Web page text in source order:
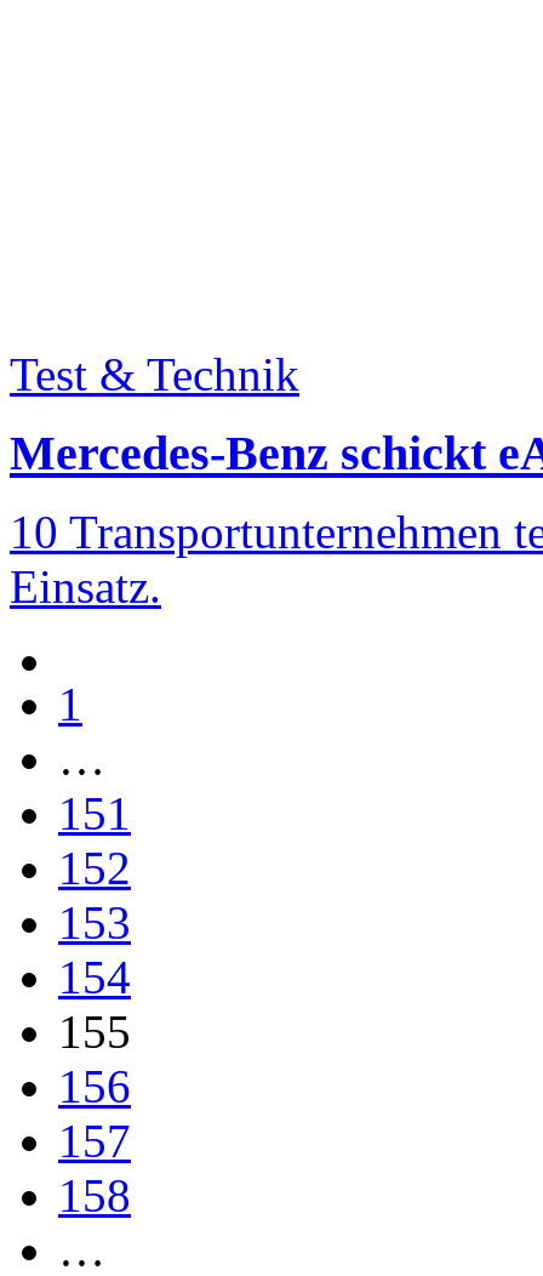
Test & Technik
Mercedes-Benz schickt
10 Transportunternehmen
Einsatz.
1
…
151
152
153
154
155
156
157
158
…